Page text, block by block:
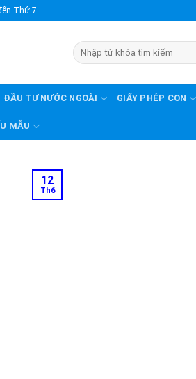
Thứ 7
ĐẦU TƯ NƯỚC NGOÀI GIẤY PHÉP CON
MẪU
12
Th6